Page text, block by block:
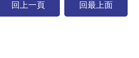
回上一頁 回最上面